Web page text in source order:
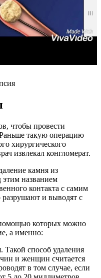
чтобы провести
такую операцию
хирургического
извлекал конгломерат.
камня из
этим названием
контакта с самим
разрушают и выводят с
которых можно
а именно:
Такой способ удаления
и женщин считается
в том случае, если